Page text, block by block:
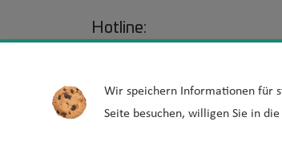
Hotline:
Mo - Fr von 10 - 15 Uhr
Wir speichern Informationen für
Seite besuchen, willigen Sie in